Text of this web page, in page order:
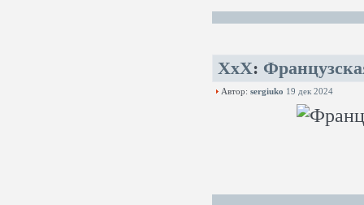
XxX:
Автор: sergiuko 19 дек 2024